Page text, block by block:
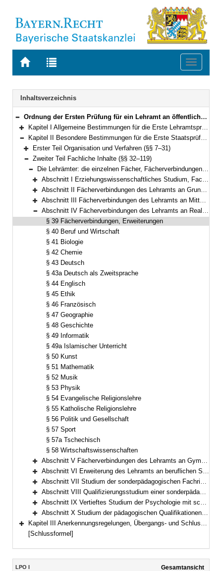
Zur
BAYERN.RECHT
Zur
letzten
Suche
Toggle
Navigation
Inhaltsverzeichnis
Bereich reduzieren
Ordnung der Ersten Prüfung für ein Lehramt an öffentlichen Schulen (Lehramtsprüfungsordnung I – LPO I) Vom 13. März 2008 (GVBl. S. 180) BayRS 2038-3-4-1-1-K (§§ 1–127)
Bereich erweitern
Kapitel I Allgemeine Bestimmungen für die Erste Lehramtsprüfung (§§ 1–6)
Bereich reduzieren
Kapitel II Besondere Bestimmungen für die Erste Staatsprüfung (§§ 7–119)
Bereich erweitern
Erster Teil Organisation und Verfahren (§§ 7–31)
Bereich reduzieren
Zweiter Teil Fachliche Inhalte (§§ 32–119)
Bereich reduzieren
Die Lehrämter: die einzelnen Fächer, Fächerverbindungen, Erweiterungen des Studiums (§§ 32–119)
Bereich erweitern
Abschnitt I Erziehungswissenschaftliches Studium, Fachdidaktik, Praktika (§§ 32–34)
Bereich erweitern
Abschnitt II Fächerverbindungen des Lehramts an Grundschulen; Studium der Didaktik der Grundschule (§§ 35–36)
Bereich erweitern
Abschnitt III Fächerverbindungen des Lehramts an Mittelschulen; Studium der Didaktiken einer Fächergruppe der Mittelschule einschließlich der fachwissenschaftlichen Grundlagen (§§ 37–38)
Bereich reduzieren
Abschnitt IV Fächerverbindungen des Lehramts an Realschulen; Studium der Unterrichtsfächer für die Lehrämter an Grundschulen, Mittelschulen, Realschulen, beruflichen Schulen und für Sonderpädagogik (§§ 39–58)
§ 39 Fächerverbindungen, Erweiterungen
§ 40 Beruf und Wirtschaft
§ 41 Biologie
§ 42 Chemie
§ 43 Deutsch
§ 43a Deutsch als Zweitsprache
§ 44 Englisch
§ 45 Ethik
§ 46 Französisch
§ 47 Geographie
§ 48 Geschichte
§ 49 Informatik
§ 49a Islamischer Unterricht
§ 50 Kunst
§ 51 Mathematik
§ 52 Musik
§ 53 Physik
§ 54 Evangelische Religionslehre
§ 55 Katholische Religionslehre
§ 56 Politik und Gesellschaft
§ 57 Sport
§ 57a Tschechisch
§ 58 Wirtschaftswissenschaften
Bereich erweitern
Abschnitt V Fächerverbindungen des Lehramts an Gymnasien; vertieftes Studium der Fächer (§§ 59–84)
Bereich erweitern
Abschnitt VI Erweiterung des Lehramts an beruflichen Schulen (§§ 85–89)
Bereich erweitern
Abschnitt VII Studium der sonderpädagogischen Fachrichtungen; Fächerverbindungen des Lehramts für Sonderpädagogik (§§ 90–100)
Bereich erweitern
Abschnitt VIII Qualifizierungsstudium einer sonderpädagogischen Fachrichtung Studium der sonderpädagogischen Qualifikationen (§§ 101 bis 109) (§§ 101–109)
Bereich erweitern
Abschnitt IX Vertieftes Studium der Psychologie mit schulpsychologischem Schwerpunkt (§ 110)
Bereich erweitern
Abschnitt X Studium der pädagogischen Qualifikationen (§§ 111–119)
Bereich erweitern
Kapitel III Anerkennungsregelungen, Übergangs- und Schlussbestimmungen, Besondere Bestimmungen anlässlich der COVID-19-Pandemie (§§ 120–127)
[Schlussformel]
Inhalt
LPO I
Gesamtansicht